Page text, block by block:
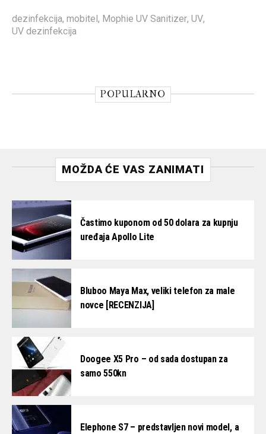
dezinfekcija, mobitel , Mophie UV Sanitizer, UV,
UV dezinfekcija
POPULARNO
MOŽDA ĆE VAS ZANIMATI
Častimo kuponom od 50 dolara za kupnju
uređaja Apollo Lite
Bluboo Maya Max, veliki telefon za male
novce [RECENZIJA]
Doogee X5 Pro – od sada dostupan za
samo 550kn
Elephone S7 – predstavljen novi model, a